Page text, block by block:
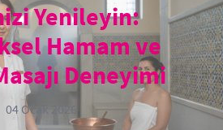
Yenileyin:
Hamam ve
Deneyimi
04 Ocak 2026